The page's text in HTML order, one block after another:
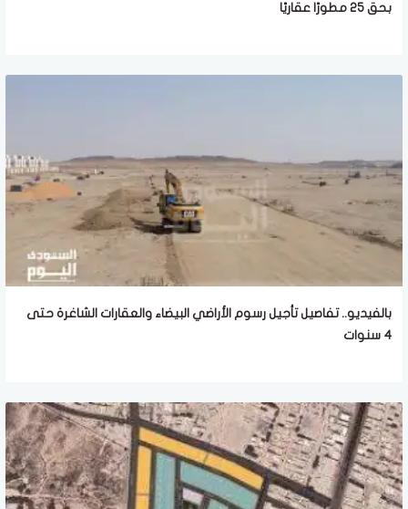
بحق 25 مطورًا عقاريًا
بالفيديو.. تفاصيل تأجيل رسوم الأراضي البيضاء والعقارات الشاغرة حتى
4 سنوات